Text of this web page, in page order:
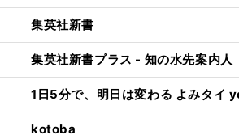
集英社新書
集英社新書プラス - 知の水先案内人
1日5分で、明日は変わる よみタイ
kotoba